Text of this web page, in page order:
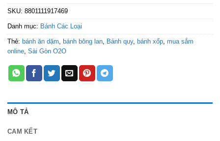
SKU: 8801111917469
Danh mục: Bánh Các Loại
Thẻ: bánh ăn dặm, bánh bông lan, Bánh quy, bánh xốp, mua sắm
online, Sài Gòn O2O
MÔ TẢ
CAM KẾT